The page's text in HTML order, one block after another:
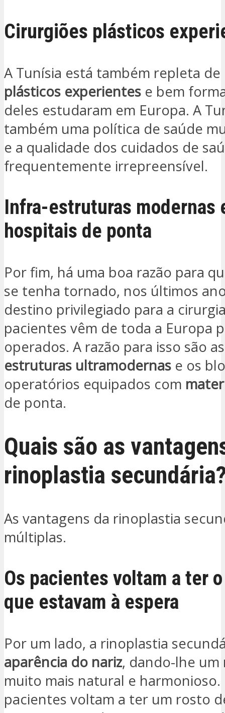
Cirurgiões plásticos
A Tunísia está também repleta de
plásticos experientes e bem
deles estudaram em Europa. A
também uma política de saúde
e a qualidade dos cuidados de
frequentemente irrepreensível.
Infra-estruturas modernas
hospitais de ponta
Por fim, há uma boa razão para
se tenha tornado, nos últimos
destino privilegiado para a
pacientes vêm de toda a Europa
operados. A razão para isso são
estruturas ultramodernas e os
operatórios equipados com
de ponta.
Quais são as
rinoplastia
As vantagens da rinoplastia
múltiplas.
Os pacientes voltam a ter
que estavam à espera
Por um lado, a rinoplastia
aparência do nariz, dando-lhe
muito mais natural e harmonioso.
pacientes voltam a ter um rosto